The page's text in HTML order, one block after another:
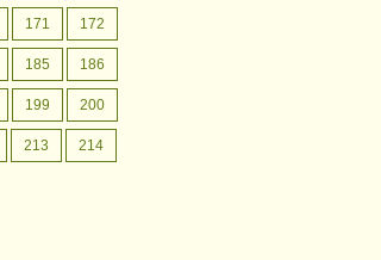
171 172
185 186
199 200
213 214